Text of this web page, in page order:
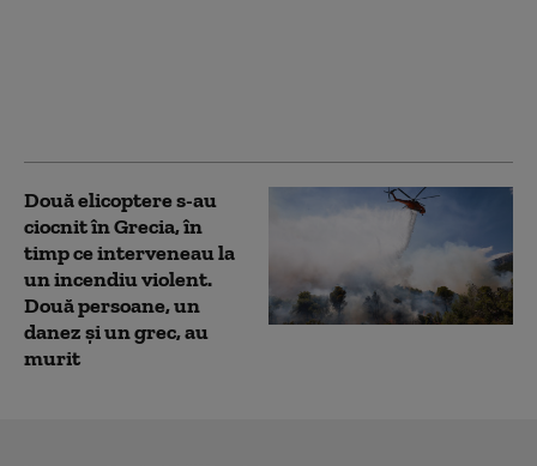
Două elicoptere s-au
ciocnit în Grecia, în
timp ce interveneau la
un incendiu violent.
Două persoane, un
danez și un grec, au
murit